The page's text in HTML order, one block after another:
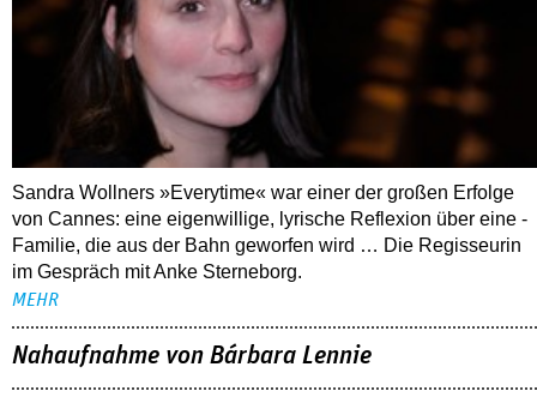
Sandra Wollners »Everytime« war einer der großen Erfolge